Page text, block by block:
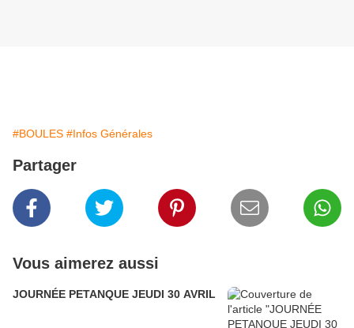
#BOULES #Infos Générales
Partager
Vous aimerez aussi
JOURNÉE PETANQUE JEUDI 30 AVRIL